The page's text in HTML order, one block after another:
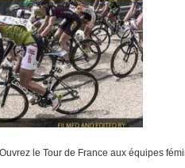
le Tour de France aux équipes